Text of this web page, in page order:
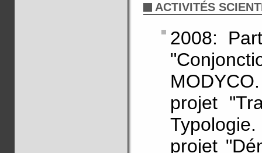
ACTIVITÉS
2008:
projet
projet